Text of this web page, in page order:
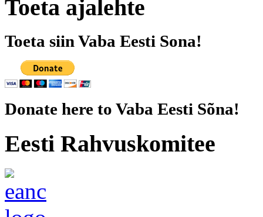
Toeta ajalehte
Toeta siin Vaba Eesti Sona!
Donate here to Vaba Eesti Sõna!
Eesti Rahvuskomitee